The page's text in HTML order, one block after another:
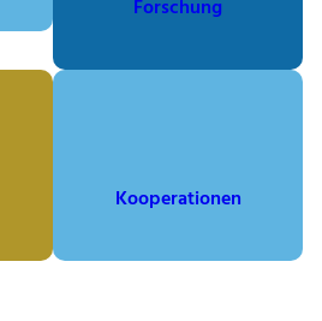
Forschung
Kooperationen